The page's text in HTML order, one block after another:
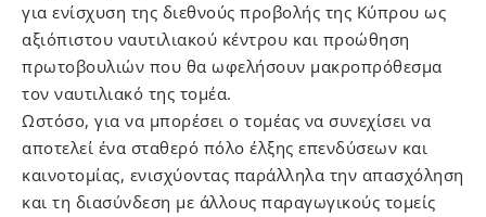
για ενίσχυση της διεθνούς προβολής της Κύπρου ως
αξιόπιστου ναυτιλιακού κέντρου και προώθηση
πρωτοβουλιών που θα ωφελήσουν μακροπρόθεσμα
τον ναυτιλιακό της τομέα.
Ωστόσο, για να μπορέσει ο τομέας να συνεχίσει να
αποτελεί ένα σταθερό πόλο έλξης επενδύσεων και
καινοτομίας, ενισχύοντας παράλληλα την απασχόληση
και τη διασύνδεση με άλλους παραγωγικούς τομείς